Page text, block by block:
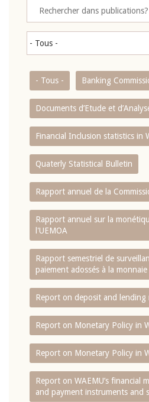
- Tous - Banking
Documents d’Etude et
Financial Inclusion statistics in
Quaterly Statistical Bulletin
Rapport annuel de la
Rapport annuel sur la
l'UEMOA
Rapport semestriel de
paiement adossés à la
Report on deposit and lending
Report on Monetary Policy in
Report on Monetary Policy in
Report on WAEMU’s financial
and payment instruments and